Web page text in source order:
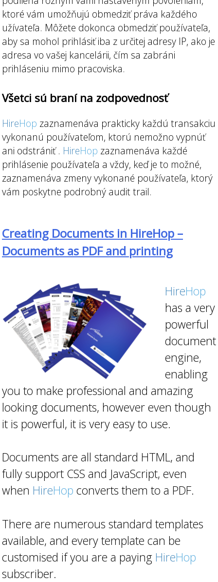
ktoré vám umožňujú obmedziť práva každého
užívateľa. Môžete dokonca obmedziť používateľa,
aby sa mohol prihlásiť iba z určitej adresy IP, ako je
adresa vo vašej kancelárii, čím sa zabráni
prihláseniu mimo pracoviska.
Všetci sú braní na zodpovednosť
HireHop zaznamenáva prakticky každú transakciu
vykonanú používateľom, ktorú nemožno vypnúť
ani odstrániť . HireHop zaznamenáva každé
prihlásenie používateľa a vždy, keď je to možné,
zaznamenáva zmeny vykonané používateľa, ktorý
vám poskytne podrobný audit trail.
Creating Documents in HireHop –
Documents as PDF and printing
HireHop
has a very
powerful
document
engine,
enabling
you to make professional and amazing
looking documents, however even though
it is powerful, it is very easy to use.
Documents are all standard HTML, and
fully support CSS and JavaScript, even
when HireHop converts them to a PDF.
There are numerous standard templates
available, and every template can be
customised if you are a paying HireHop
subscriber.